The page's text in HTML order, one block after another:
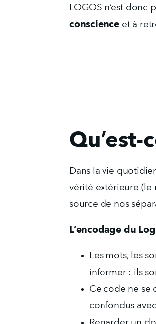
LOGOS n’est donc
conscience et à
Qu’est-
Dans la vie
vérité extérieure (le
source de nos
L’encodage du
Les mots, les
informer : ils
Ce code ne se
confondus